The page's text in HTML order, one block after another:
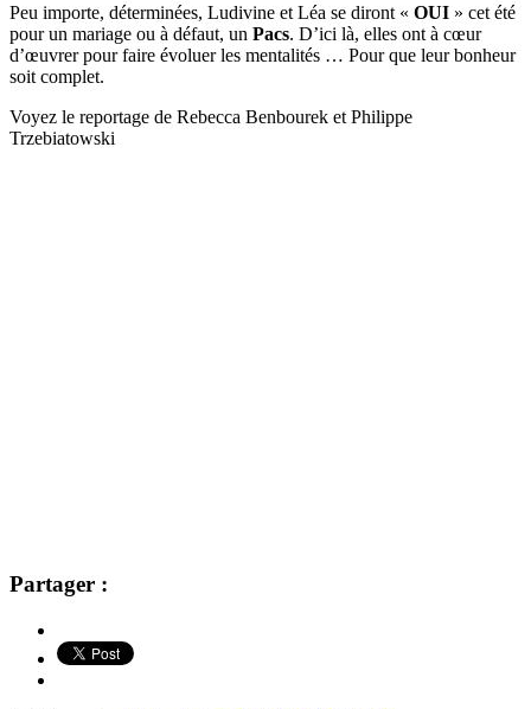
Peu importe, déterminées, Ludivine et Léa se diront « OUI » cet été
pour un mariage ou à défaut, un Pacs. D’ici là, elles ont à cœur
d’œuvrer pour faire évoluer les mentalités … Pour que leur bonheur
soit complet.
Voyez le reportage de Rebecca Benbourek et Philippe
Trzebiatowski
Partager :